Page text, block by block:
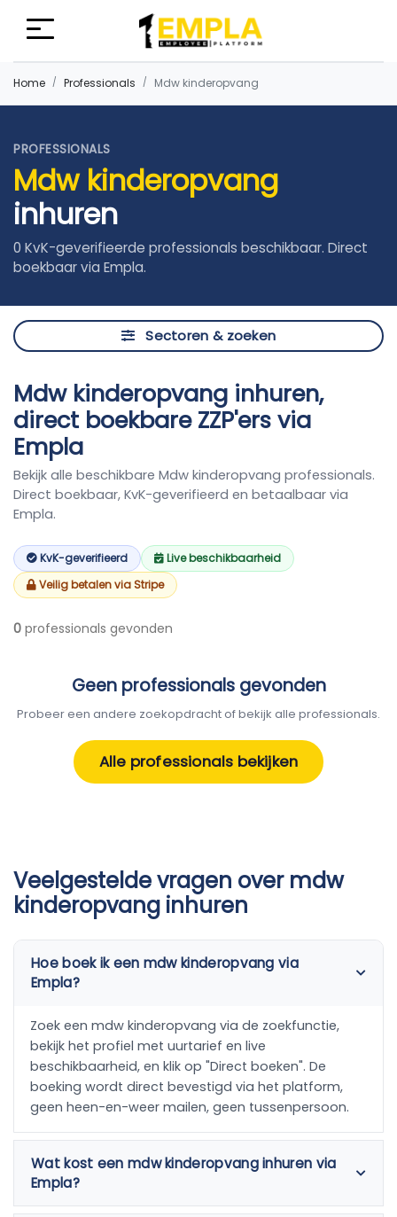
Home Professionals Mdw kinderopvang
PROFESSIONALS
Mdw kinderopvang
inhuren
0 KvK-geverifieerde professionals beschikbaar. Direct
boekbaar via Empla.
Sectoren & zoeken
Mdw kinderopvang inhuren,
direct boekbare ZZP'ers via
Empla
Bekijk alle beschikbare Mdw kinderopvang professionals.
Direct boekbaar, KvK-geverifieerd en betaalbaar via
Empla.
KvK-geverifieerd
Live beschikbaarheid
Veilig betalen via Stripe
0 professionals gevonden
Geen professionals gevonden
Probeer een andere zoekopdracht of bekijk alle professionals.
Alle professionals bekijken
Veelgestelde vragen over mdw
kinderopvang inhuren
Hoe boek ik een mdw kinderopvang via
Empla?
Zoek een mdw kinderopvang via de zoekfunctie,
bekijk het profiel met uurtarief en live
beschikbaarheid, en klik op "Direct boeken". De
boeking wordt direct bevestigd via het platform,
geen heen-en-weer mailen, geen tussenpersoon.
Wat kost een mdw kinderopvang inhuren via
Empla?